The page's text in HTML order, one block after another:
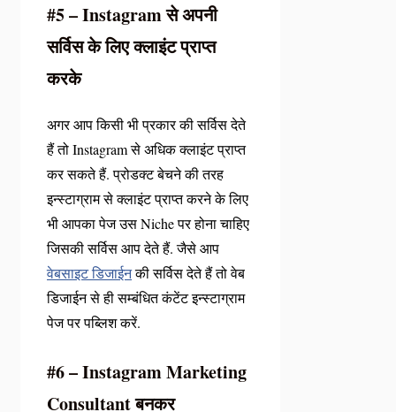
#5 – Instagram से अपनी
सर्विस के लिए क्लाइंट प्राप्त
करके
अगर आप किसी भी प्रकार की सर्विस देते
हैं तो Instagram से अधिक क्लाइंट प्राप्त
कर सकते हैं. प्रोडक्ट बेचने की तरह
इन्स्टाग्राम से क्लाइंट प्राप्त करने के लिए
भी आपका पेज उस Niche पर होना चाहिए
जिसकी सर्विस आप देते हैं. जैसे आप
वेबसाइट डिजाईनकी सर्विस देते हैं तो वेब
डिजाईन से ही सम्बंधित कंटेंट इन्स्टाग्राम
पेज पर पब्लिश करें.
#6 – Instagram Marketing
Consultant बनकर